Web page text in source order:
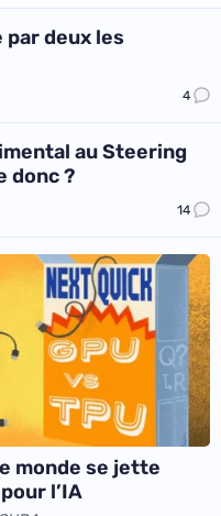
par deux les
4
au Steering
donc ?
14
monde se jette
l’IA